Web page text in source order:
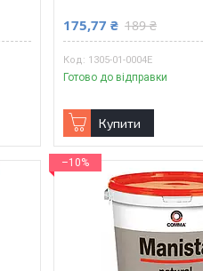
175,77 ₴ 189 ₴
1305-01-0004E
Готово до відправки
Купити
–10%